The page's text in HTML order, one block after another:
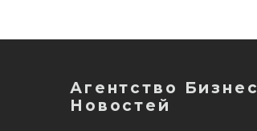
Агентство Бизнес
Новостей